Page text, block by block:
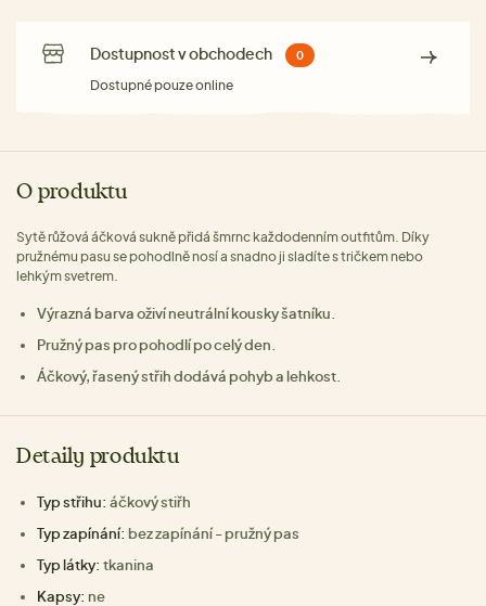
Dostupnost v obchodech 0
Dostupné pouze online
O produktu
Sytě růžová áčková sukně přidá šmrnc každodenním outfitům. Díky
pružnému pasu se pohodlně nosí a snadno ji sladíte s tričkem nebo
lehkým svetrem.
Výrazná barva oživí neutrální kousky šatníku.
Pružný pas pro pohodlí po celý den.
Áčkový, řasený střih dodává pohyb a lehkost.
Detaily produktu
Typ střihu: áčkový stiřh
Typ zapínání: bez zapínání - pružný pas
Typ látky: tkanina
Kapsy: ne